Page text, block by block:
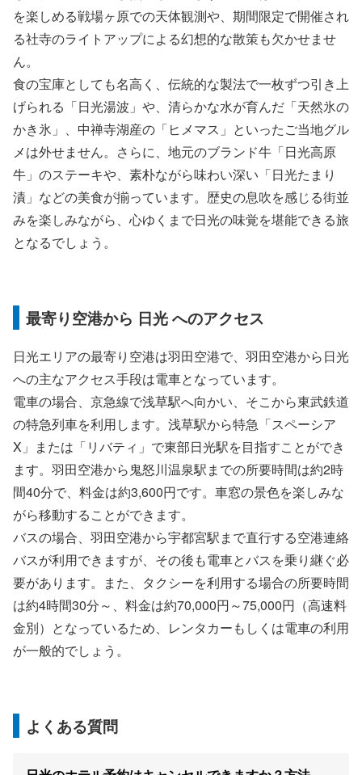
を楽しめる戦場ヶ原での天体観測や、期間限定で開催され
る社寺のライトアップによる幻想的な散策も欠かせませ
ん。
食の宝庫としても名高く、伝統的な製法で一枚ずつ引き上
げられる「日光湯波」や、清らかな水が育んだ「天然氷の
かき氷」、中禅寺湖産の「ヒメマス」といったご当地グル
メは外せません。さらに、地元のブランド牛「日光高原
牛」のステーキや、素朴ながら味わい深い「日光たまり
漬」などの美食が揃っています。歴史の息吹を感じる街並
みを楽しみながら、心ゆくまで日光の味覚を堪能できる旅
となるでしょう。
最寄り空港から 日光 へのアクセス
日光エリアの最寄り空港は羽田空港で、羽田空港から日光
への主なアクセス手段は電車となっています。
電車の場合、京急線で浅草駅へ向かい、そこから東武鉄道
の特急列車を利用します。浅草駅から特急「スペーシア
X」または「リバティ」で東部日光駅を目指すことができ
ます。羽田空港から鬼怒川温泉駅までの所要時間は約2時
間40分で、料金は約3,600円です。車窓の景色を楽しみな
がら移動することができます。
バスの場合、羽田空港から宇都宮駅まで直行する空港連絡
バスが利用できますが、その後も電車とバスを乗り継ぐ必
要があります。また、タクシーを利用する場合の所要時間
は約4時間30分～、料金は約70,000円～75,000円（高速料
金別）となっているため、レンタカーもしくは電車の利用
が一般的でしょう。
よくある質問